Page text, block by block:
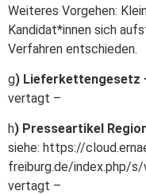
Weiteres Vorgehen:
Kandidat*innen sich
Verfahren entschieden.
g) Lieferkettengesetz
vertagt –
h) Presseartikel
siehe: https://
freiburg.de/index.php/
vertagt –